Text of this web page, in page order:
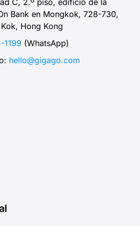
C, 2.º piso, edificio de la
Bank en Mongkok, 728-730,
Hong Kong
1199 (WhatsApp)
hello@gigago.com